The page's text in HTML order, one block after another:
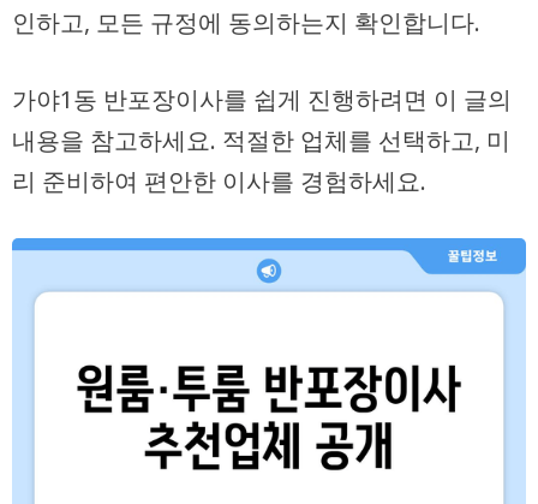
인하고, 모든 규정에 동의하는지 확인합니다.
가야1동 반포장이사를 쉽게 진행하려면 이 글의
내용을 참고하세요. 적절한 업체를 선택하고, 미
리 준비하여 편안한 이사를 경험하세요.